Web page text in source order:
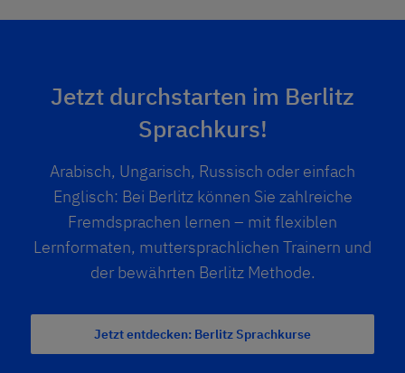
Jetzt durchstarten im Berlitz
Sprachkurs!
Arabisch, Ungarisch, Russisch oder einfach
Englisch: Bei Berlitz können Sie zahlreiche
Fremdsprachen lernen – mit flexiblen
Lernformaten, muttersprachlichen Trainern und
der bewährten Berlitz Methode.
Jetzt entdecken: Berlitz Sprachkurse